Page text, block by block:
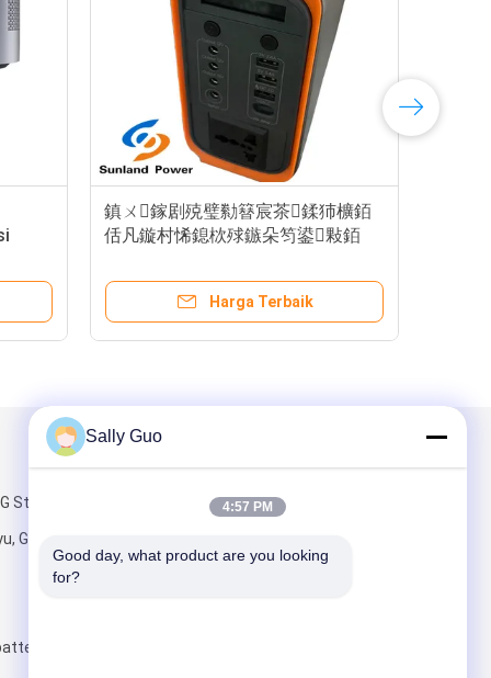
Penyimpanan
Lithium - Paket
ESS 950wh Baterai Lithium Ion Isi
Ulang Baterai 3.2V LiFePO4
Street, Kota
Guangzhou,
Sally Guo
4:57 PM
Good day, what product are you looking
for?